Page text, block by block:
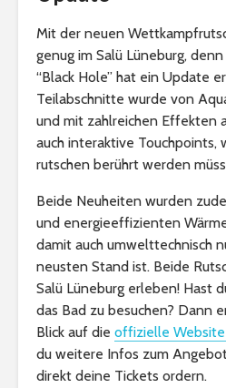
Mit der neuen
genug im Salü Lüneburg,
“Black Hole” hat ein Update
Teilabschnitte wurde von
und mit zahlreichen Effekten
auch interaktive Touchpoints,
rutschen berührt werden
Beide Neuheiten wurden
und energieeffizienten
damit auch umwelttechnisch
neusten Stand ist. Beide
Salü Lüneburg erleben! Hast
das Bad zu besuchen? Dann
Blick auf die offizielle
du weitere Infos zum
direkt deine Tickets ordern.